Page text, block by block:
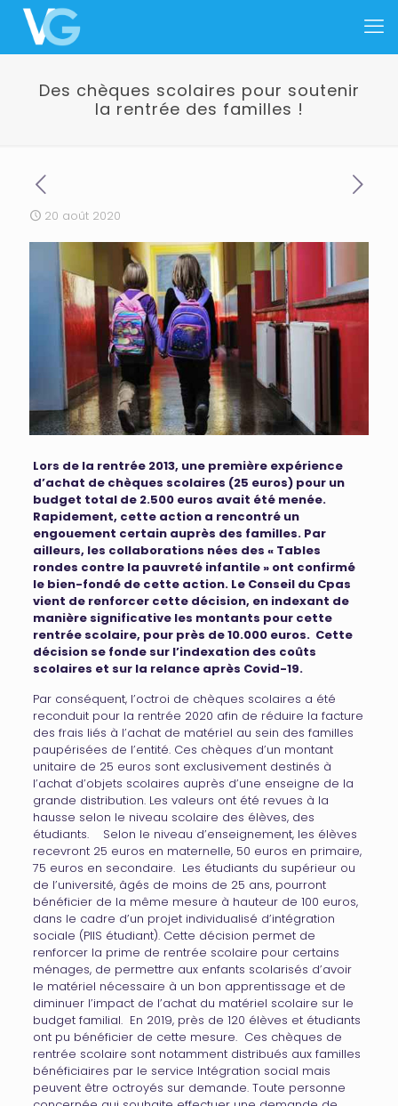
Des chèques scolaires pour soutenir
la rentrée des familles !
20 août 2020
Lors de la rentrée 2013, une première expérience
d’achat de chèques scolaires (25 euros) pour un
budget total de 2.500 euros avait été menée.
Rapidement, cette action a rencontré un
engouement certain auprès des familles. Par
ailleurs, les collaborations nées des « Tables
rondes contre la pauvreté infantile » ont confirmé
le bien-fondé de cette action. Le Conseil du Cpas
vient de renforcer cette décision, en indexant de
manière significative les montants pour cette
rentrée scolaire, pour près de 10.000 euros. Cette
décision se fonde sur l’indexation des coûts
scolaires et sur la relance après Covid-19.
Par conséquent, l’octroi de chèques scolaires a été
reconduit pour la rentrée 2020 afin de réduire la facture
des frais liés à l’achat de matériel au sein des familles
paupérisées de l’entité. Ces chèques d’un montant
unitaire de 25 euros sont exclusivement destinés à
l’achat d’objets scolaires auprès d’une enseigne de la
grande distribution. Les valeurs ont été revues à la
hausse selon le niveau scolaire des élèves, des
étudiants. Selon le niveau d’enseignement, les élèves
recevront 25 euros en maternelle, 50 euros en primaire,
75 euros en secondaire. Les étudiants du supérieur ou
de l’université, âgés de moins de 25 ans, pourront
bénéficier de la même mesure à hauteur de 100 euros,
dans le cadre d’un projet individualisé d’intégration
sociale (PIIS étudiant). Cette décision permet de
renforcer la prime de rentrée scolaire pour certains
ménages, de permettre aux enfants scolarisés d’avoir
le matériel nécessaire à un bon apprentissage et de
diminuer l’impact de l’achat du matériel scolaire sur le
budget familial. En 2019, près de 120 élèves et étudiants
ont pu bénéficier de cette mesure. Ces chèques de
rentrée scolaire sont notamment distribués aux familles
bénéficiaires par le service Intégration social mais
peuvent être octroyés sur demande. Toute personne